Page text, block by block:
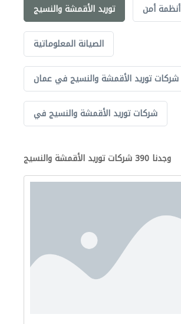
توريد الأقمشة والنسيج أنظمة أمن
الصيانة المعلوماتية
شركات توريد الأقمشة والنسيج في عمان
شركات توريد الأقمشة والنسيج في
وجدنا 390 شركات توريد الأقمشة والنسيج